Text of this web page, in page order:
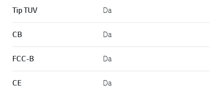
Tip TUV Da
CB Da
FCC-B Da
CE Da